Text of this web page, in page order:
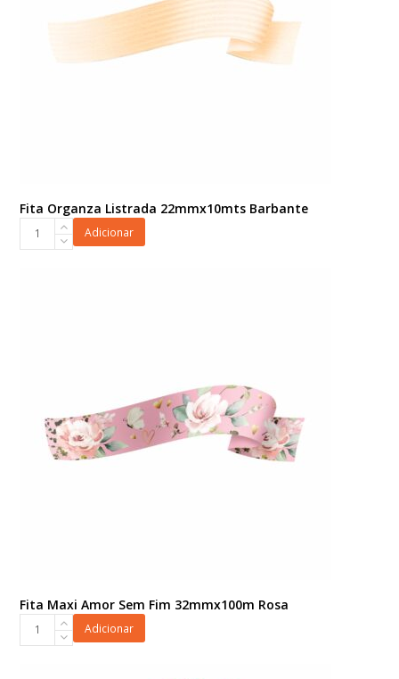
Fita Organza Listrada 22mmx10mts Barbante
Fita
Organza
Adicionar
Fita Maxi Amor Sem Fim 32mmx100m Rosa
Fita
Adicionar